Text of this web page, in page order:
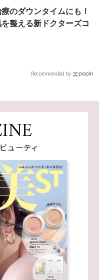
のダウンタイムにも！
整える新ドクターズコ
Recommended by
ューティ